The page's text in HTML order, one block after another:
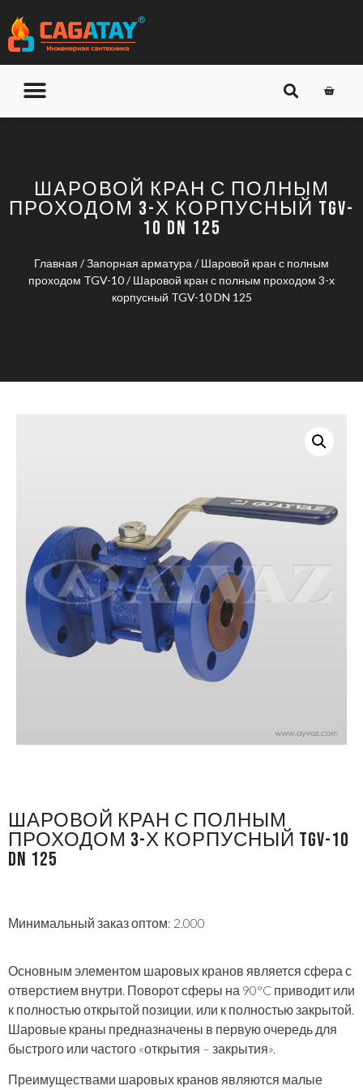
ШАРОВОЙ КРАН С ПОЛНЫМ
ПРОХОДОМ 3-Х КОРПУСНЫЙ TGV-
10 DN 125
Главная /Запорная арматура /Шаровой кран с полным
проходом TGV-10/ Шаровой кран с полным проходом 3-х
корпусный TGV-10 DN 125
ШАРОВОЙ КРАН С ПОЛНЫМ
ПРОХОДОМ 3-Х КОРПУСНЫЙ TGV-10
DN 125
Минимальный заказ оптом: 2.000
Основным элементом шаровых кранов является сфера с
отверстием внутри. Поворот сферы на 90°C приводит или
к полностью открытой позиции, или к полностью закрытой.
Шаровые краны предназначены в первую очередь для
быстрого или частого «открытия – закрытия».
Преимуществами шаровых кранов являются малые